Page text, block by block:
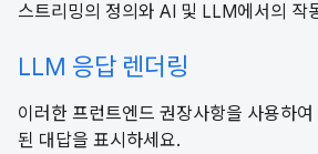
스트리밍의 정의와 AI 및 LLM에서의 작
LLM 응답 렌더링
이러한 프런트엔드 권장사항을 사용하
된 대답을 표시하세요.